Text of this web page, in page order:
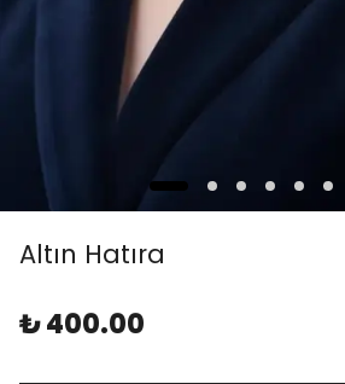
Altın Hatıra
₺ 400.00